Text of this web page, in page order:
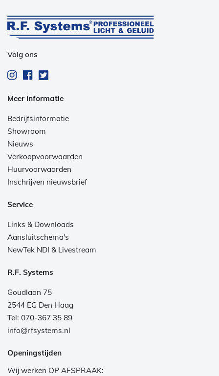
Volg ons
Meer informatie
Bedrijfsinformatie
Showroom
Nieuws
Verkoopvoorwaarden
Huurvoorwaarden
Inschrijven nieuwsbrief
Service
Links & Downloads
Aansluitschema's
NewTek NDI & Livestream
R.F. Systems
Goudlaan 75
2544 EG Den Haag
Tel: 070-367 35 89
info@rfsystems.nl
Openingstijden
Wij werken OP AFSPRAAK: